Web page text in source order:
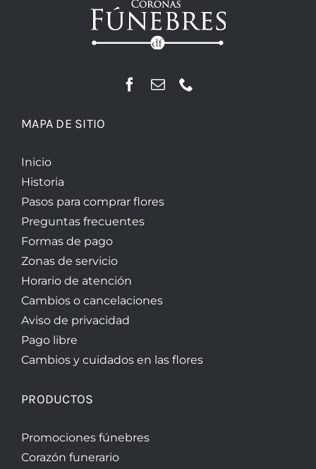
MAPA DE SITIO
Inicio
Historia
Pasos para comprar flores
Preguntas frecuentes
Formas de pago
Zonas de servicio
Horario de atención
Cambios o cancelaciones
Aviso de privacidad
Pago libre
Cambios y cuidados en las flores
PRODUCTOS
Promociones fúnebres
Corazón funerario